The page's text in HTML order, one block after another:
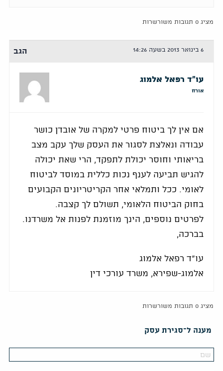
מציג 0 תגובות משורשרות
6 בינואר 2013 בשעה 14:26 הגב
עו"ד רפאל אלמוג
אורח
אם אין לך ביטוח פרטי למקרה של אובדן כושר
עבודה ונאלצת לסגור את העסק שלך עקב מצב
בריאותי וחוסר יכולת לתפקד, הרי שאת יכולה
להגיש תביעה לענף נכות כללית במוסד לביטוח
לאומי. ככל ותמלאי אחר הקריטריונים הקבועים
בחוק הביטוח הלאומי, תשולם לך קצבה.
לפרטים נוספים, הינך מוזמנת לפנות אל משרדנו.
בברכה,
עו"ד רפאל אלמוג
אלמוג-שפירא, משרד עורכי דין
מציג 0 תגובות משורשרות
מענה ל־סגירת עסק